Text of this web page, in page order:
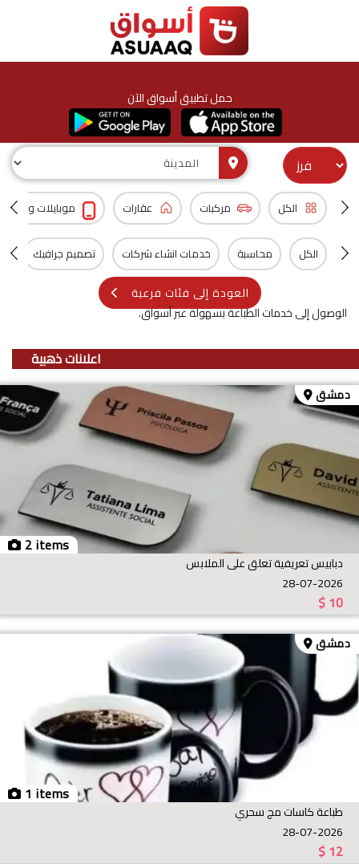
حمل تطبيق أسواق الآن
الكل مركبات عقارات موبايلات و
الكل محاسبة خدمات انشاء شركات تصميم جرافيك
العودة إلى فئات فرعية
الوصول إلى خدمات الطباعة بسهولة عبر أسواق.
اعلانات ذهبية
2 items
دمشق
دبابيس تعريفية تعلق على الملابس
28-07-2026
$10
1 items
دمشق
طباعة كاسات مج سحري
28-07-2026
$12